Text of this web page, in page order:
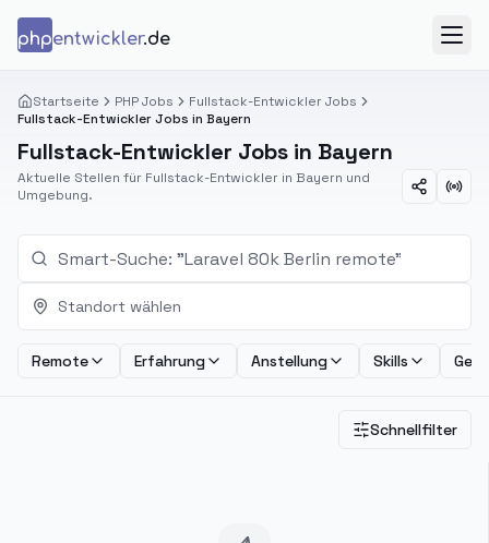
phpentwickler.de
Startseite PHP Jobs
Fullstack-Entwickler Jobs
Fullstack-Entwickler Jobs in Bayern
Fullstack-Entwickler Jobs in Bayern
Aktuelle Stellen für Fullstack-Entwickler in Bayern und
Umgebung.
Standort wählen
Remote Erfahrung Anstellung Skills
Schnellfilter